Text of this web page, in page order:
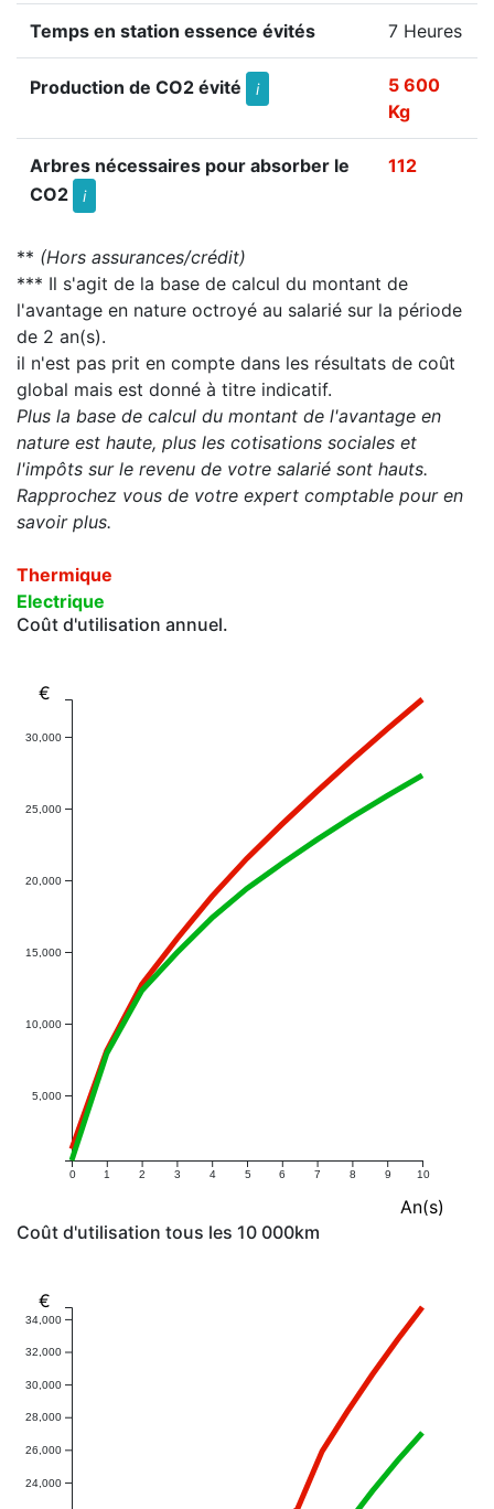
Temps en station essence évités 7 Heures
Production de CO2 évité i
5 600
Kg
Arbres nécessaires pour absorber le
CO2
i
112
** (Hors assurances/crédit)
*** Il s'agit de la base de calcul du montant de
l'avantage en nature octroyé au salarié sur la période
de 2 an(s).
il n'est pas prit en compte dans les résultats de coût
global mais est donné à titre indicatif.
Plus la base de calcul du montant de l'avantage en
nature est haute, plus les cotisations sociales et
l'impôts sur le revenu de votre salarié sont hauts.
Rapprochez vous de votre expert comptable pour en
savoir plus.
Thermique
Electrique
Coût d'utilisation annuel.
0 1 2 3 4 5 6 7 8 9 10
5,000
10,000
15,000
20,000
25,000
30,000
An(s)
€
Coût d'utilisation tous les 10 000km
24,000
26,000
28,000
30,000
32,000
34,000
€